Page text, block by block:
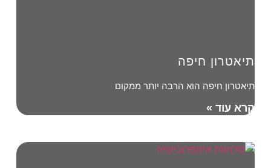
תיאטרון חיפה
תיאטרון חיפה הוא הרבה יותר ממקום
קרא עוד »